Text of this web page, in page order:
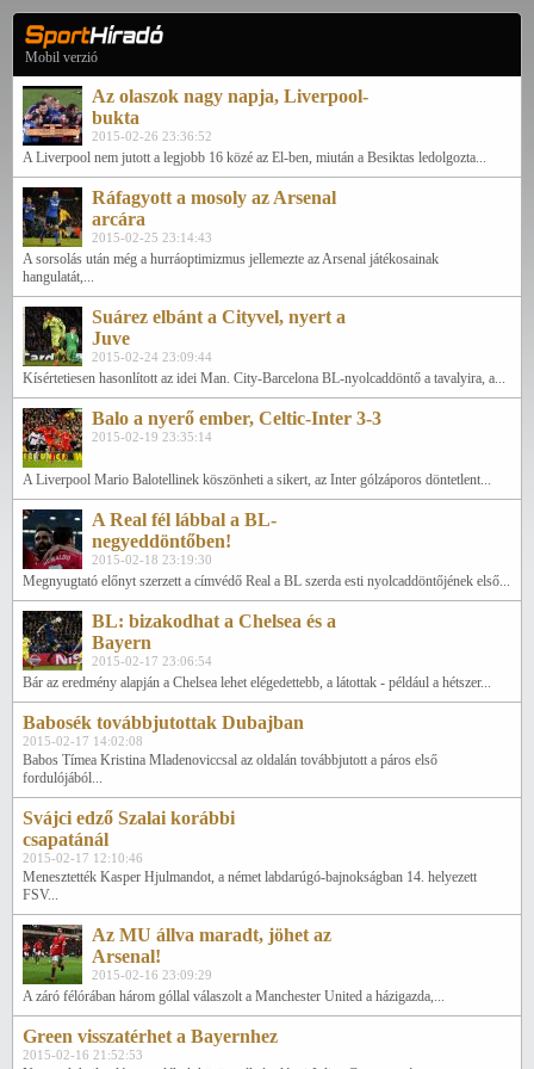
Mobil verzió
Az olaszok nagy napja, Liverpool-
bukta
2015-02-26 23:36:52
A Liverpool nem jutott a legjobb 16 közé az El-ben, miután a Besiktas ledolgozta...
Ráfagyott a mosoly az Arsenal
arcára
2015-02-25 23:14:43
A sorsolás után még a hurráoptimizmus jellemezte az Arsenal játékosainak
hangulatát,...
Suárez elbánt a Cityvel, nyert a
Juve
2015-02-24 23:09:44
Kísértetiesen hasonlított az idei Man. City-Barcelona BL-nyolcaddöntő a tavalyira, a...
Balo a nyerő ember, Celtic-Inter 3-3
2015-02-19 23:35:14
A Liverpool Mario Balotellinek köszönheti a sikert, az Inter gólzáporos döntetlent...
A Real fél lábbal a BL-
negyeddöntőben!
2015-02-18 23:19:30
Megnyugtató előnyt szerzett a címvédő Real a BL szerda esti nyolcaddöntőjének első...
BL: bizakodhat a Chelsea és a
Bayern
2015-02-17 23:06:54
Bár az eredmény alapján a Chelsea lehet elégedettebb, a látottak - például a hétszer...
Babosék továbbjutottak Dubajban
2015-02-17 14:02:08
Babos Tímea Kristina Mladenoviccsal az oldalán továbbjutott a páros első
fordulójából...
Svájci edző Szalai korábbi
csapatánál
2015-02-17 12:10:46
Menesztették Kasper Hjulmandot, a német labdarúgó-bajnokságban 14. helyezett
FSV...
Az MU állva maradt, jöhet az
Arsenal!
2015-02-16 23:09:29
A záró félórában három góllal válaszolt a Manchester United a házigazda,...
Green visszatérhet a Bayernhez
2015-02-16 21:52:53